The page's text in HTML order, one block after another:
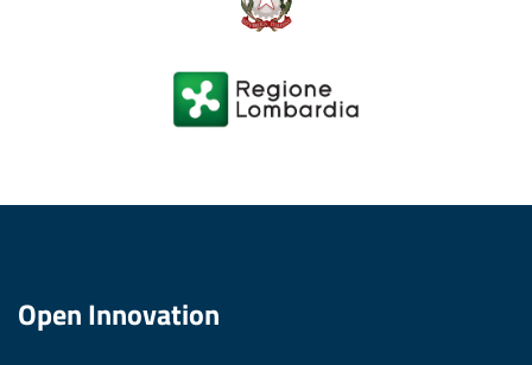
Open Innovation